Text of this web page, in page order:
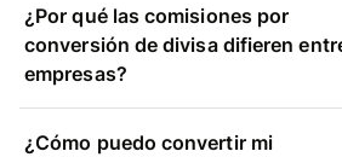
¿Por qué las comisiones por
conversión de divisa difieren
empresas?
¿Cómo puedo convertir mi